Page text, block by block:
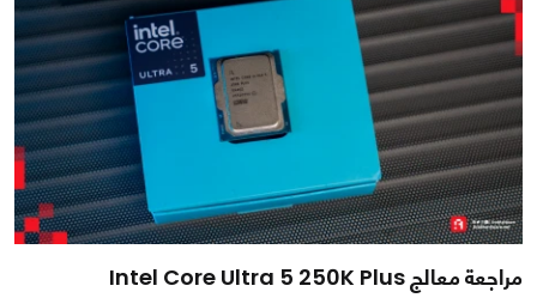
مراجعة معالج Intel Core Ultra 5 250K Plus